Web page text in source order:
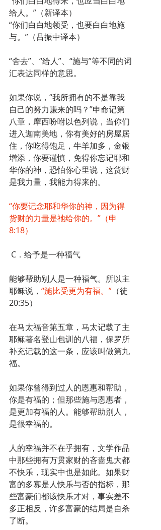
给人。”（新译本）
“你们白白地领受，也要白白地施
与。”（吕振中译本）
“舍去”、“给人”、“施与”等不同的词
汇表达同样的意思。
如果你说，“我所拥有的不是靠我
自己的努力赚来的吗？”申命记第
八章，摩西吩咐以色列说，当你们
进入迦南美地，你有美好的房屋居
住，你吃得饱足，牛羊加多，金银
增添，你要谨慎，免得你忘记耶和
华你的神，恐怕你心里说，这货财
是我力量，我能力得来的。
“你要记念耶和华你的神，因为得
货财的力量是祂给你的。”（申
8:18）
C．给予是一种福气
能够帮助别人是一种福气。所以主
耶稣说， “施比受更为有福。” （徒
20:35）
在马太福音第五章，马太记载了主
耶稣著名登山包训的八福，保罗所
补充记载的这一条，应该叫做第九
福。
如果你曾得到过人的恩惠和帮助，
你是有福的；但那些施与恩惠者，
是更加有福的人。能够帮助别人，
是很幸福的。
人的幸福并不在乎拥有，文学作品
中那些拥有万贯家财的吝啬鬼大都
不快乐，现实中也是如此。如果财
富的多寡是人快乐与否的指标，那
些富豪们都该快乐才对，事实差不
多正相反，许多富豪的结局是自杀
了断。